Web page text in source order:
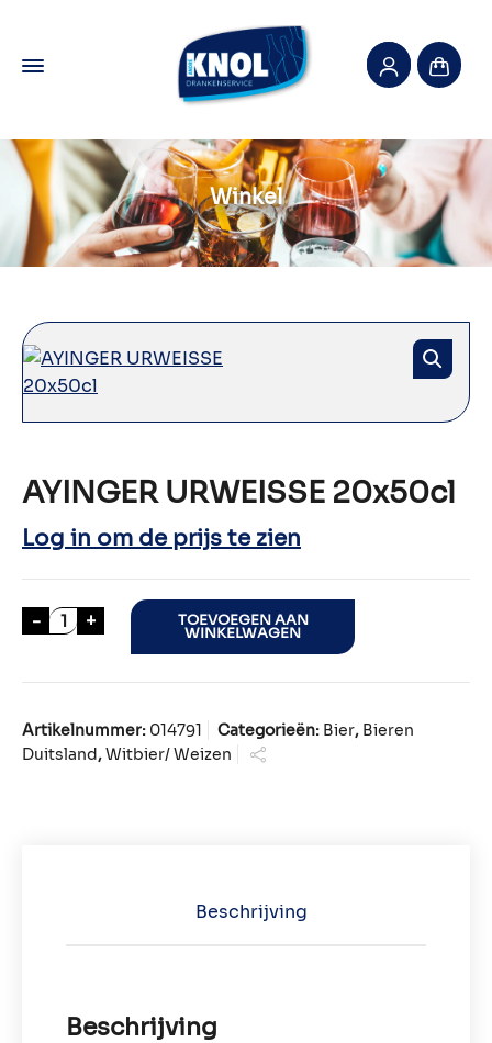
Winkel
AYINGER URWEISSE 20x50cl
Log in om de prijs te zien
- AYINGER URWEISSE 20x50cl aantal
+ TOEVOEGEN AAN
WINKELWAGEN
Artikelnummer: 014791 Categorieën: Bier, Bieren
Duitsland,Witbier/ Weizen
Beschrijving
Beschrijving